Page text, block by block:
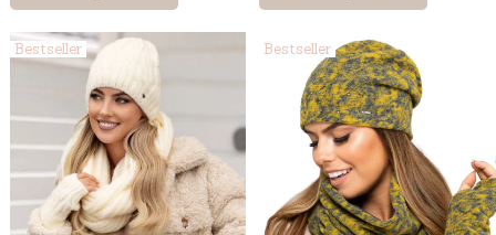
Bestseller Bestseller